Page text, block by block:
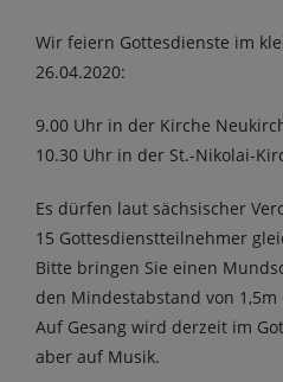
Wir feiern Gottesdienste im
26.04.2020:
9.00 Uhr in der Kirche
10.30 Uhr in der St.-Nikolai-
Es dürfen laut sächsischer
15 Gottesdienstteilnehmer
Bitte bringen Sie einen
den Mindestabstand von 1,5m
Auf Gesang wird derzeit im
aber auf Musik.